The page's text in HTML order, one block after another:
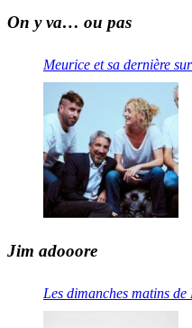
On y va… ou pas
Meurice et sa dernière
Jim adooore
Les dimanches matins